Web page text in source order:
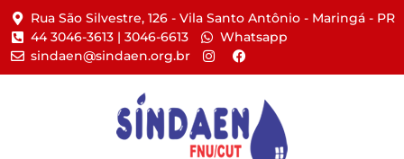
Rua São Silvestre, 126 - Vila Santo Antônio - Maringá - PR​
44 3046-3613 | 3046-6613​
Whatsapp
sindaen@sindaen.org.br